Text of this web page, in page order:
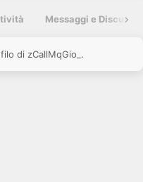
Messaggi e
di zCallMqGio_.